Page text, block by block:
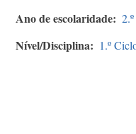
Ano de escolaridade
Nível/Disciplina 1.º